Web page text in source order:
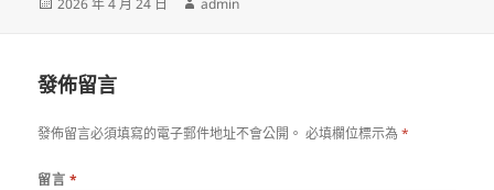
2026 年 4 月 24 日 admin
發佈留言
發佈留言必須填寫的電子郵件地址不會公開。 必填欄位標示為*
留言 *